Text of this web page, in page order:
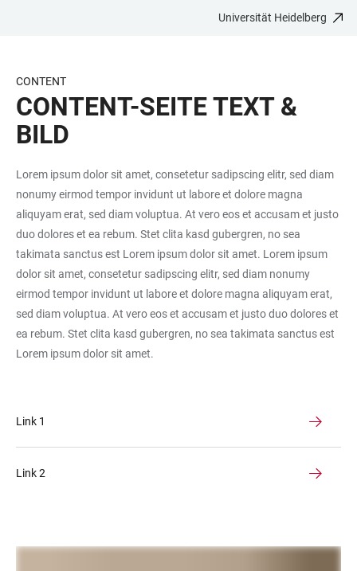
BARRIEREFREIHEIT
Universität Heidelberg
CONTENT
CONTENT-SEITE TEXT &
BILD
Lorem ipsum dolor sit amet, consetetur sadipscing elitr, sed diam
nonumy eirmod tempor invidunt ut labore et dolore magna
aliquyam erat, sed diam voluptua. At vero eos et accusam et justo
duo dolores et ea rebum. Stet clita kasd gubergren, no sea
takimata sanctus est Lorem ipsum dolor sit amet. Lorem ipsum
dolor sit amet, consetetur sadipscing elitr, sed diam nonumy
eirmod tempor invidunt ut labore et dolore magna aliquyam erat,
sed diam voluptua. At vero eos et accusam et justo duo dolores et
ea rebum. Stet clita kasd gubergren, no sea takimata sanctus est
Lorem ipsum dolor sit amet.
Link 1
Link 2